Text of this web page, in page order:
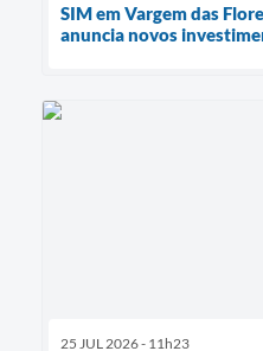
SIM em Vargem das
anuncia novos
25 JUL 2026 - 11h23